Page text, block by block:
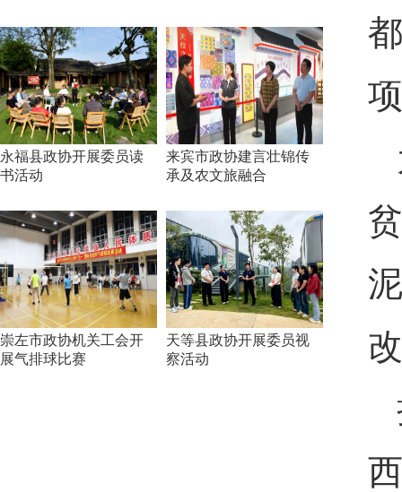
永福县政协开展委员读
书活动
来宾市政协建言壮锦传
承及农文旅融合
崇左市政协机关工会开
展气排球比赛
天等县政协开展委员视
察活动